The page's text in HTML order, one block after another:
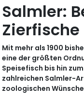
Salmler:
Zierfische
Mit mehr als 1900
eine der größten
Speisefisch bis hin
zahlreichen Salmler-
zoologischen